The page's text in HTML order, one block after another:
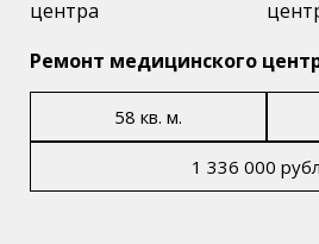
Ремонт медицинского
58 кв. м.
1 336 000